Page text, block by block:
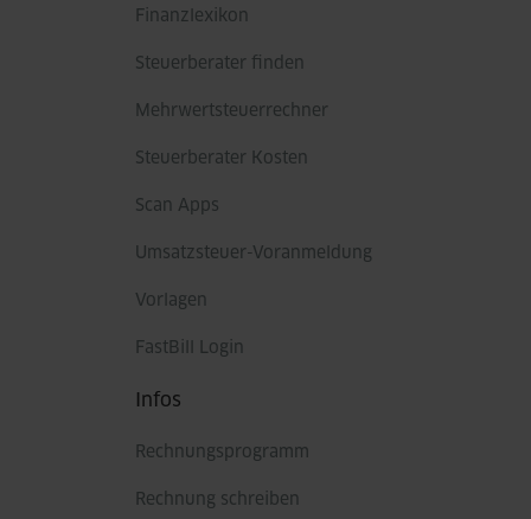
Finanzlexikon
Steuerberater finden
Mehrwertsteuerrechner
Steuerberater Kosten
Scan Apps
Umsatzsteuer-Voranmeldung
Vorlagen
FastBill Login
Infos
Rechnungsprogramm
Rechnung schreiben